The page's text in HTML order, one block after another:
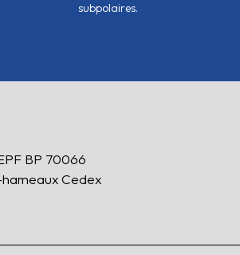
subpolaires.
BP 70066
Cedex